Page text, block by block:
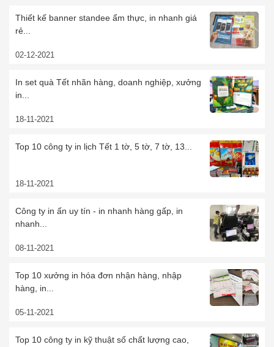
Thiết kế banner standee ẩm thực, in nhanh giá
rẻ...
02-12-2021
In set quà Tết nhãn hàng, doanh nghiệp, xưởng
in...
18-11-2021
Top 10 công ty in lịch Tết 1 tờ, 5 tờ, 7 tờ, 13...
18-11-2021
Công ty in ấn uy tín - in nhanh hàng gấp, in
nhanh...
08-11-2021
Top 10 xưởng in hóa đơn nhận hàng, nhập
hàng, in...
05-11-2021
Top 10 công ty in kỹ thuật số chất lượng cao,